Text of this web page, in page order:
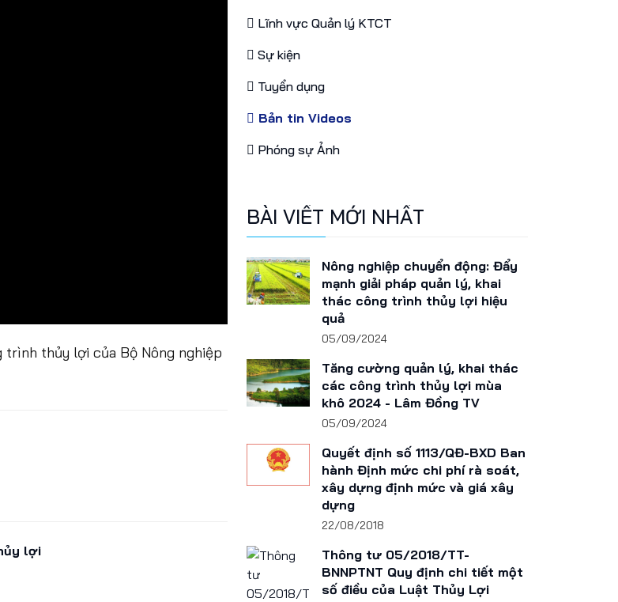
trình thủy lợi của Bộ Nông nghiệp
lợi
Lĩnh vực Quản lý KTCT
Sự kiện
Tuyển dụng
Bản tin Videos
Phóng sự Ảnh
BÀI VIẾT MỚI NHẤT
Nông nghiệp chuyển động: Đẩy
mạnh giải pháp quản lý, khai
thác công trình thủy lợi hiệu
quả
05/09/2024
Tăng cường quản lý, khai thác
các công trình thủy lợi mùa
khô 2024 - Lâm Đồng TV
05/09/2024
Quyết định số 1113/QĐ-BXD Ban
hành Định mức chi phí rà soát,
xây dựng định mức và giá xây
dựng
22/08/2018
Thông tư 05/2018/TT-
BNNPTNT Quy định chi tiết một
số điều của Luật Thủy Lợi